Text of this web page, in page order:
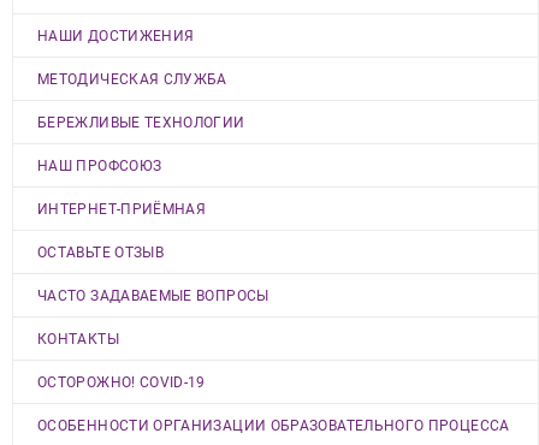
НАШИ ДОСТИЖЕНИЯ
МЕТОДИЧЕСКАЯ СЛУЖБА
БЕРЕЖЛИВЫЕ ТЕХНОЛОГИИ
НАШ ПРОФСОЮЗ
ИНТЕРНЕТ-ПРИЁМНАЯ
ОСТАВЬТЕ ОТЗЫВ
ЧАСТО ЗАДАВАЕМЫЕ ВОПРОСЫ
КОНТАКТЫ
ОСТОРОЖНО! COVID-19
ОСОБЕННОСТИ ОРГАНИЗАЦИИ ОБРАЗОВАТЕЛЬНОГО ПРОЦЕССА